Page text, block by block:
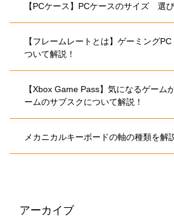
【PCケース】PCケースのサイズ 選
【フレームレートとは】ゲーミング
ついて解説！
【Xbox Game Pass】気になるゲーム
ームのサブスクについて解説！
メカニカルキーボードの軸の種類を解
アーカイブ